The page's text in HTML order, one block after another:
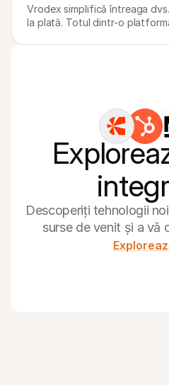
Vrodex simplifică întreaga
la plată. Totul dintr-o
Descoperiți tehnologii
surse de venit și a vă